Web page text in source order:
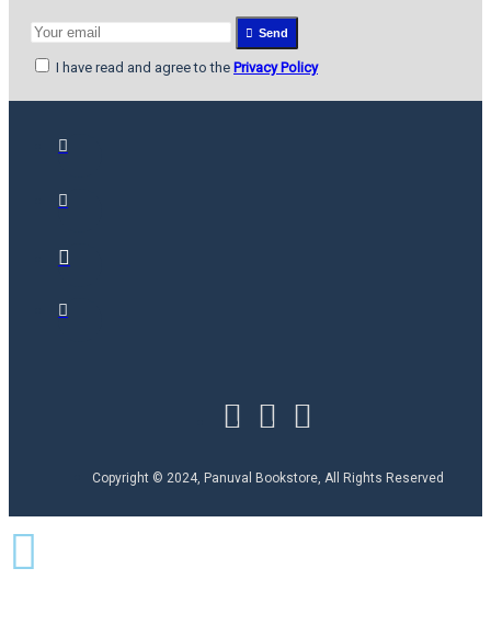
Send
I have read and agree to the Privacy Policy
Copyright © 2024, Panuval Bookstore, All Rights Reserved